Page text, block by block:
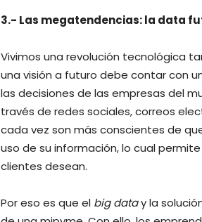
3.- Las megatendencias: la data
Vivimos una revolución tecnológica
una visión a futuro debe contar con
las decisiones de las empresas del
través de redes sociales, correos
cada vez son más conscientes de
uso de su información, lo cual
clientes desean.
Por eso es que el big datay la